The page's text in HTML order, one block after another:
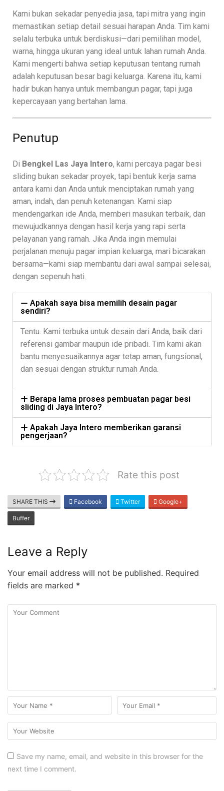
Kami bukan sekadar penyedia jasa, tapi mitra yang ingin
memastikan setiap detail sesuai harapan Anda. Tim kami
selalu terbuka untuk berdiskusi—dari pemilihan model,
warna, hingga ukuran yang ideal untuk lahan rumah Anda.
Kami mengerti bahwa setiap keputusan tentang rumah
adalah keputusan besar bagi keluarga. Karena itu, kami
hadir bukan hanya untuk membangun pagar, tapi juga
kepercayaan yang bertahan lama.
Penutup
Di Bengkel Las Jaya Intero, kami percaya pagar besi
sliding bukan sekadar proyek, tapi bentuk kerja sama
antara kami dan Anda untuk menciptakan rumah yang
aman, indah, dan penuh ketenangan. Kami siap
mendengarkan ide Anda, memberi masukan terbaik, dan
mewujudkannya dengan hasil kerja yang rapi serta
pelayanan yang ramah. Jika Anda ingin memulai
perjalanan menuju pagar impian keluarga, mari bicarakan
bersama—kami siap membantu dari awal sampai selesai,
dengan sepenuh hati.
Apakah saya bisa memilih desain pagar
sendiri?
Tentu. Kami terbuka untuk desain dari Anda, baik dari
referensi gambar maupun ide pribadi. Tim kami akan
bantu menyesuaikannya agar tetap aman, fungsional,
dan sesuai dengan struktur rumah Anda.
Berapa lama proses pembuatan pagar besi
sliding di Jaya Intero?
Apakah Jaya Intero memberikan garansi
pengerjaan?
Rate this post
SHARE THIS Facebook Twitter Google+
Buffer
Leave a Reply
Your email address will not be published. Required
fields are marked *
Save my name, email, and website in this browser for the
next time I comment.